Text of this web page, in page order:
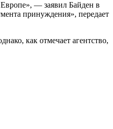
— заявил Байден в
принуждения», передает
как отмечает агентство,